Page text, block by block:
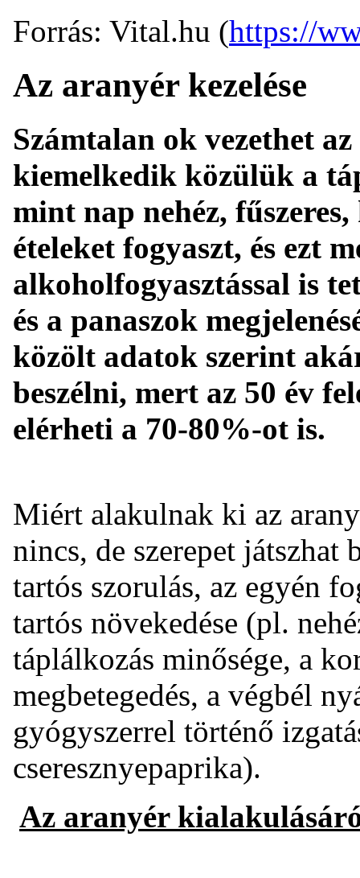
Forrás: Vital.hu (https://
Az aranyér kezelése
Számtalan ok vezethet
kiemelkedik közülük a
mint nap nehéz,
ételeket fogyaszt, és ezt
alkoholfogyasztással is
és a panaszok
közölt adatok szerint
beszélni, mert az 50 év
elérheti a 70-80%-ot is.
Miért alakulnak ki az
nincs, de szerepet játszhat
tartós szorulás, az egyén
tartós növekedése (pl.
táplálkozás minősége, a
megbetegedés, a végbél
gyógyszerrel történő
cseresznyepaprika).
Az aranyér